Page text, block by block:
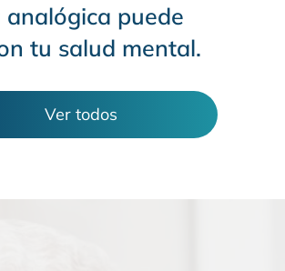
puede
tu salud mental.
Ver todos